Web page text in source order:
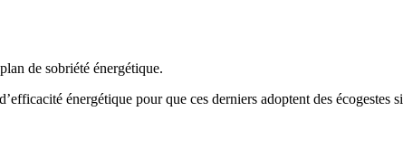
de sobriété énergétique.
énergétique pour que ces derniers adoptent des écogestes